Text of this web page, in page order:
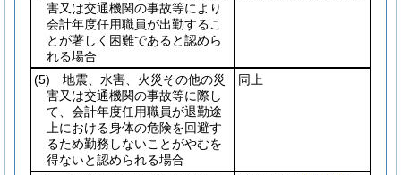
害又は交通機関の事故等により
会計年度任用職員が出勤するこ
とが著しく困難であると認めら
れる場合
(5) 地震、水害、火災その他の災
害又は交通機関の事故等に際し
て、会計年度任用職員が退勤途
上における身体の危険を回避す
るため勤務しないことがやむを
得ないと認められる場合
同上